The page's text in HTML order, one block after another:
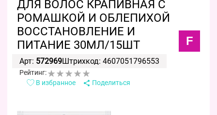
ДЛЯ ВОЛОС КРАПИВНАЯ С
РОМАШКОЙ И ОБЛЕПИХОЙ
ВОССТАНОВЛЕНИЕ И
ПИТАНИЕ 30МЛ/15ШТ
F
Арт: 572969Штрихкод: 4607051796553
Рейтинг:
В избранное
Поделиться